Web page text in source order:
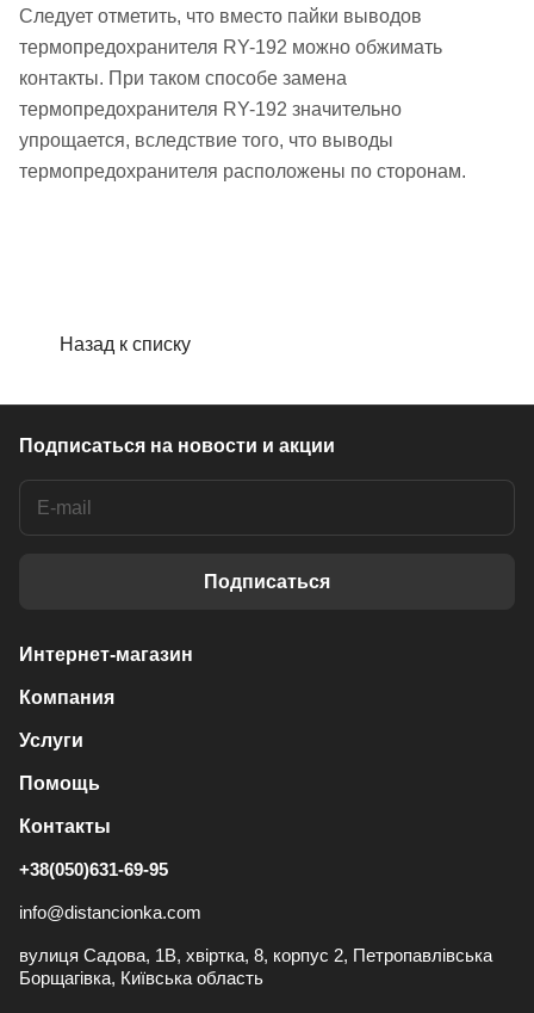
Следует отметить, что вместо пайки выводов
термопредохранителя RY-192 можно обжимать
контакты. При таком способе замена
термопредохранителя RY-192 значительно
упрощается, вследствие того, что выводы
термопредохранителя расположены по сторонам.
Назад к списку
Подписаться на новости и акции
Подписаться
Интернет-магазин
Компания
Услуги
Помощь
Контакты
+38(050)631-69-95
info@distancionka.com
вулиця Садова, 1В, хвіртка, 8, корпус 2, Петропавлівська
Борщагівка, Київська область